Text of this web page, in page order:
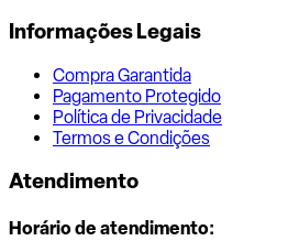
Informações Legais
Compra Garantida
Pagamento Protegido
Política de Privacidade
Termos e Condições
Atendimento
Horário de atendimento: